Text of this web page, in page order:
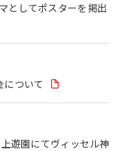
としてポスターを掲出
について
遊園にてヴィッセル神